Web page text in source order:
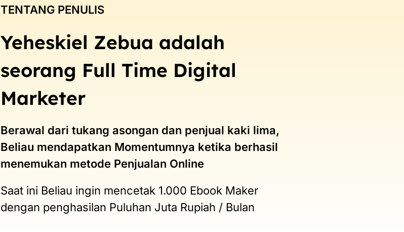
TENTANG PENULIS
Yeheskiel Zebua adalah
seorang Full Time Digital
Marketer
Berawal dari tukang asongan dan penjual kaki lima,
Beliau mendapatkan Momentumnya ketika berhasil
menemukan metode Penjualan Online
Saat ini Beliau ingin mencetak 1.000 Ebook Maker
dengan penghasilan Puluhan Juta Rupiah / Bulan